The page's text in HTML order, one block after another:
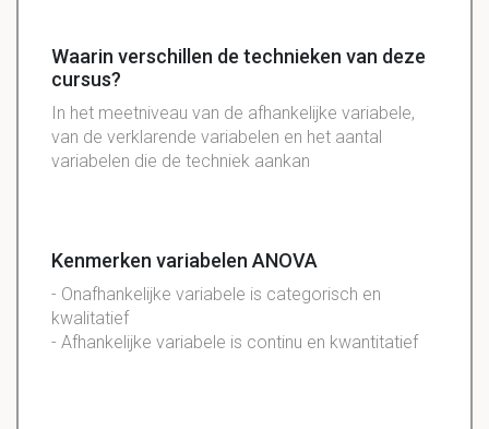
Waarin verschillen de technieken van deze
cursus?
In het meetniveau van de afhankelijke variabele,
van de verklarende variabelen en het aantal
variabelen die de techniek aankan
Kenmerken variabelen ANOVA
- Onafhankelijke variabele is categorisch en
kwalitatief
- Afhankelijke variabele is continu en kwantitatief